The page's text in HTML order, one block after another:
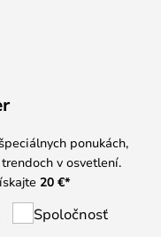
ponukách,
v osvetlení.
20 €*
Spoločnosť